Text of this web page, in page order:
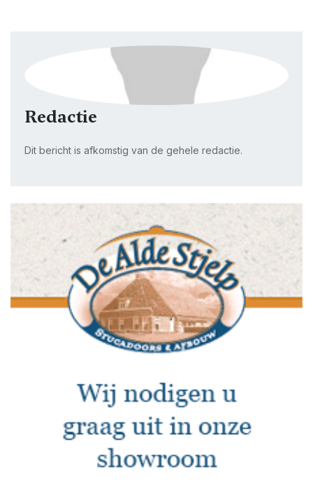
Redactie
Dit bericht is afkomstig van de gehele redactie.